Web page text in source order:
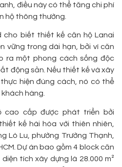
điều này có thể tăng chi phí
hộ thông thường.
cho biết thiết kế căn hộ Lanai
vững trong dài hạn, bởi vì căn
ra một phong cách sống độc
động sản. Nếu thiết kế và xây
hiện đúng cách, nó có thể
hàng.
cao cấp được phát triển bởi
kế hài hòa với thiên nhiên,
Lò Lu, phường Trường Thạnh,
Dự án bao gồm 4 block căn
tích xây dựng là 28.000 m²